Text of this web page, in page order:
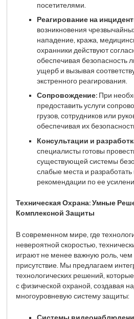
посетителями.
Реагирование на
возникновения
нападение, кража,
охранники действуют
обеспечивая безопасность
ущерб и вызывая
экстренного реагирования.
Сопровождение:При
предоставить услуги
грузов, сотрудников или
обеспечивая их
Консультации и
специалисты готовы
существующей системы
слабые места и
рекомендации по ее
Техническая Охрана: Умные
Комплексной Защиты
В современном мире, где
невероятной скоростью,
играют не менее важную роль,
присутствие. Мы предлагаем
технологических решений,
с физической охраной, создавая
многоуровневую систему защиты: